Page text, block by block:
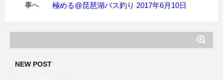
事へ
極める@琵琶湖バス釣り 2017年6月10日
NEW POST